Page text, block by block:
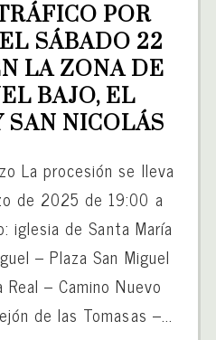
POR
SÁBADO 22
LA ZONA DE
BAJO, EL
SAN NICOLÁS
La procesión se lleva
de 2025 de 19:00 a
iglesia de Santa María
– Plaza San Miguel
– Camino Nuevo
de las Tomasas –...